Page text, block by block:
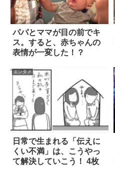
パパとママが目の前でキ
ス。すると、赤ちゃんの
表情が一変した！？
エンタメ
日常で生まれる「伝えに
くい不満」は、こうやっ
て解決していこう！ 4枚